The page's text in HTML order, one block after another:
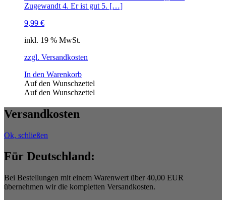
Zugewandt 4. Er ist gut 5. […]
9,99 €
inkl. 19 % MwSt.
zzgl. Versandkosten
In den Warenkorb
Auf den Wunschzettel
Auf den Wunschzettel
Versandkosten
Ok, schließen
Für Deutschland:
Bei Bestellungen mit einem Warenwert über 40,00 EUR
übernehmen wir die kompletten Versandkosten.